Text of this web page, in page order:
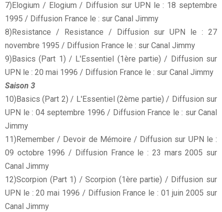
7)Elogium / Elogium / Diffusion sur UPN le : 18 septembre
1995 / Diffusion France le : sur Canal Jimmy
8)Resistance / Resistance / Diffusion sur UPN le : 27
novembre 1995 / Diffusion France le : sur Canal Jimmy
9)Basics (Part 1) / L'Essentiel (1ère partie) / Diffusion sur
UPN le : 20 mai 1996 / Diffusion France le : sur Canal Jimmy
Saison 3
10)Basics (Part 2) / L'Essentiel (2ème partie) / Diffusion sur
UPN le : 04 septembre 1996 / Diffusion France le : sur Canal
Jimmy
11)Remember / Devoir de Mémoire / Diffusion sur UPN le :
09 octobre 1996 / Diffusion France le : 23 mars 2005 sur
Canal Jimmy
12)Scorpion (Part 1) / Scorpion (1ère partie) / Diffusion sur
UPN le : 20 mai 1996 / Diffusion France le : 01 juin 2005 sur
Canal Jimmy